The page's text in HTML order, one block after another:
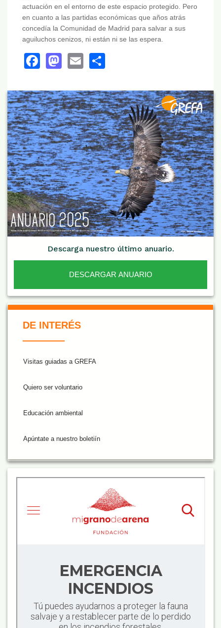
actuación en el entorno de este espacio protegido. Pero
en cuanto a las partidas económicas que años atrás
concedía la Comunidad de Madrid para salvar a sus
aguiluchos cenizos, ni están ni se las espera.
Facebook
Mastodon
Email
Descarga nuestro último anuario.
DESCARGAR ANUARIO
DE INTERÉS
Visitas guiadas a GREFA
Quiero ser voluntario
Educación ambiental
Apúntate a nuestro boletiín